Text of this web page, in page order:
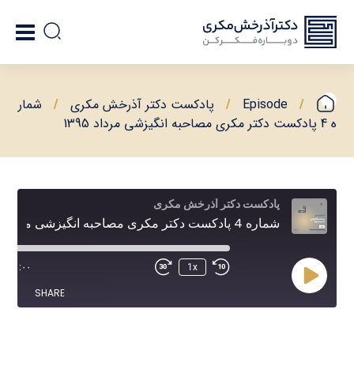
Episode پادکست دکتر آذرخش مکری
شمار
ه 4 پادکست دکتر مکری مصاحبه انگیزشی مرداد 1395
پادکست دکتر آذرخش مکری
1x ۰۰:۰۰
SHARE